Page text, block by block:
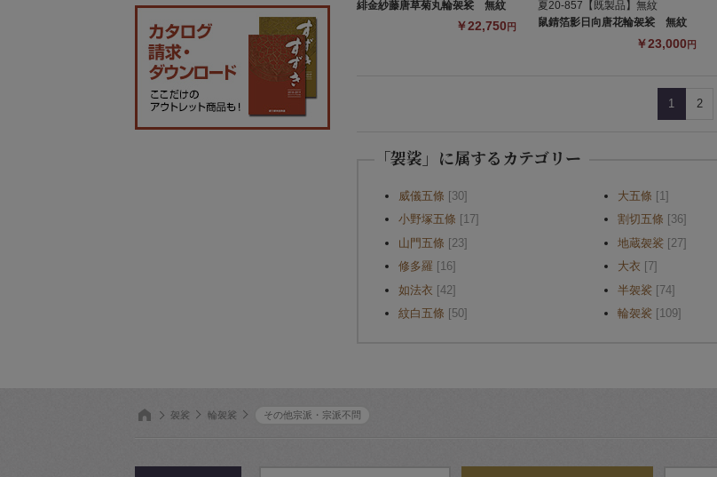
緋金紗藤唐草菊丸輪袈裟 無紋
￥22,750 円
夏20-857【既製品】無紋
鼠錆箔影日向唐花輪袈裟 無紋
￥23,000 円
1 2
「袈裟」に属するカテゴリー
威儀五條 [30] 大五條 [1]
小野塚五條 [17] 割切五條 [36]
山門五條 [23] 地蔵袈裟 [27]
修多羅 [16] 大衣 [7]
如法衣 [42] 半袈裟 [74]
紋白五條 [50] 輪袈裟 [109]
袈裟 輪袈裟 その他宗派・宗派不問